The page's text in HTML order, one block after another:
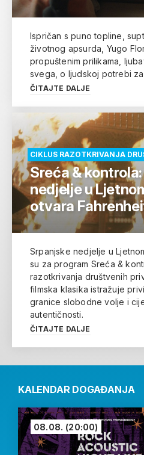
Ispričan s puno topline,
životnog apsurda, Yugo
propuštenim prilikama,
svega, o ljudskoj potrebi
ČITAJTE DALJE
CIKLUS RAZOTKRIVANJA
Sreća &
nedjelje u
otvara
Srpanjske nedjelje u
su za program Sreća &
razotkrivanja društvenih
filmska klasika istražuje
granice slobodne volje i
autentičnosti.
ČITAJTE DALJE
KALENDAR DOGAĐANJA
08.08. (20:00)